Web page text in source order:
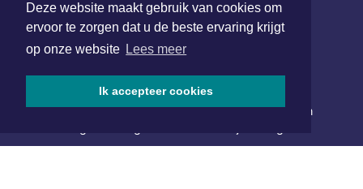
Deze website maakt gebruik van cookies om
ervoor te zorgen dat u de beste ervaring krijgt
op onze website Lees meer
Ik accepteer cookies
SOCIAL MEDIA
Schrijf je in voor onze nieuwsbrief en krijg wekelijks een